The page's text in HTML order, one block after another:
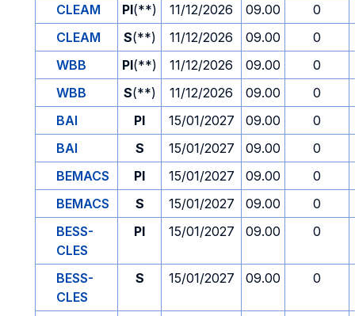
CLEAM
PI(**) 11/12/2026 09.00
0
CLEAM
S(**) 11/12/2026 09.00
0
WBB
PI(**) 11/12/2026 09.00
0
WBB
S(**) 11/12/2026 09.00
0
BAI
PI 15/01/2027 09.00
0
BAI
S 15/01/2027 09.00
0
BEMACS
PI 15/01/2027 09.00
0
BEMACS
S 15/01/2027 09.00
0
BESS-
CLES
PI 15/01/2027 09.00 0
BESS-
CLES
S 15/01/2027 09.00 0